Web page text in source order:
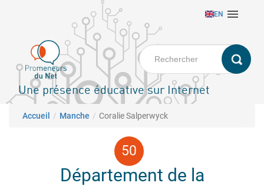
principal
EN 
Une présence éducative sur Internet
Fil d'Ariane
Accueil Manche Coralie Salperwyck
Département de la